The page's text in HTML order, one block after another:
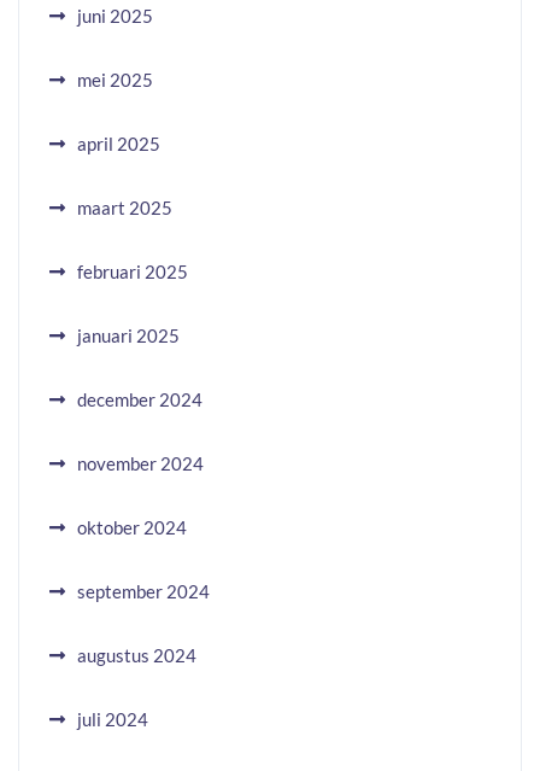
juni 2025
mei 2025
april 2025
maart 2025
februari 2025
januari 2025
december 2024
november 2024
oktober 2024
september 2024
augustus 2024
juli 2024